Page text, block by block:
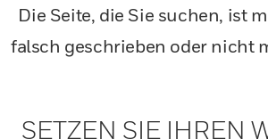
Die Seite, die Sie suchen, ist
falsch geschrieben oder nicht
SETZEN SIE IHREN